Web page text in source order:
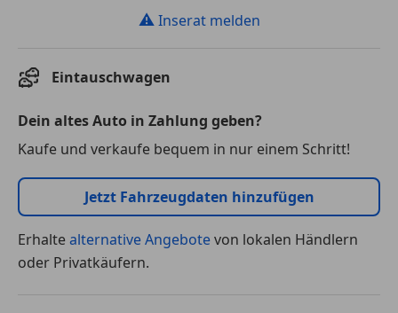
⚠ Inserat melden
Eintauschwagen
Dein altes Auto in Zahlung geben?
Kaufe und verkaufe bequem in nur einem Schritt!
Jetzt Fahrzeugdaten hinzufügen
Erhaltealternative Angebotevon lokalen Händlern
oder Privatkäufern.